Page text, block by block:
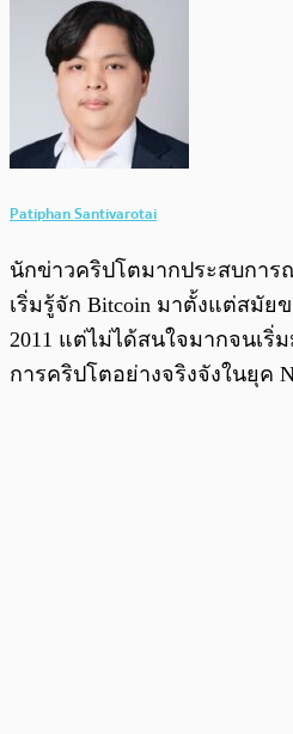
Patiphan Santivarotai
นักข่าวคริปโตมากประสบการ
เริ่มรู้จัก Bitcoin มาตั้งแต่สมัยข
2011 แต่ไม่ได้สนใจมากจนเริ่
การคริปโตอย่างจริงจังในยุค